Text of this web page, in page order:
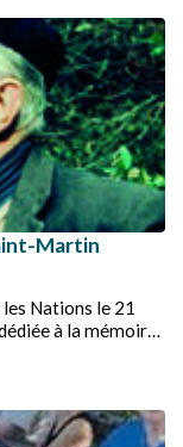
Martin
Nations le 21
à la mémoire
et aux